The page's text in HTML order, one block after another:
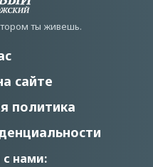
ты живешь.
сайте
политика
с нами: